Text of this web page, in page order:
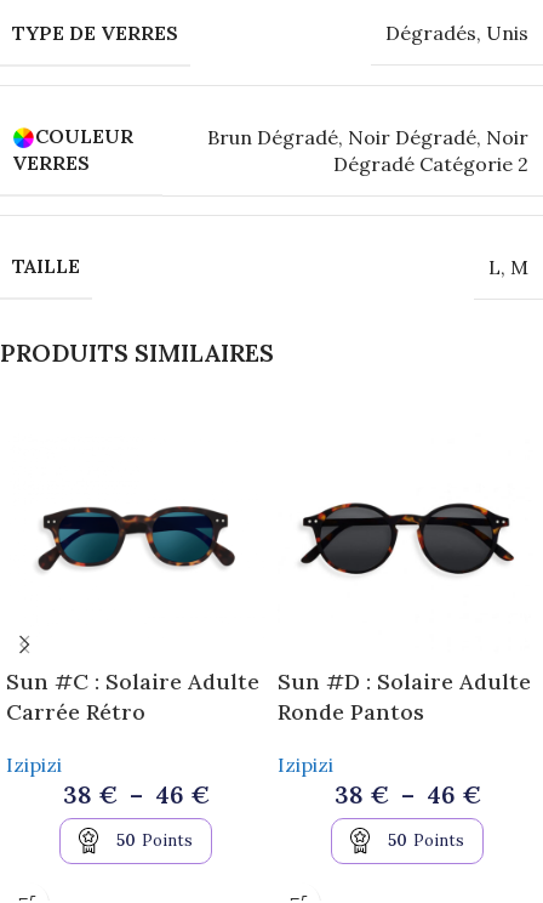
TYPE DE VERRES Dégradés, Unis
COULEUR
VERRES
Brun Dégradé, Noir Dégradé, Noir
Dégradé Catégorie 2
TAILLE L, M
PRODUITS SIMILAIRES
Sun #C : Solaire Adulte
Carrée Rétro
Izipizi
38 € – 46 €
50 Points
Sun #D : Solaire Adulte
Ronde Pantos
Izipizi
38 € – 46 €
50 Points